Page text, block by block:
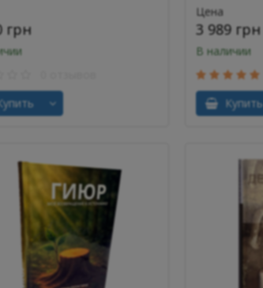
грн
Цена
3 989 грн
В наличии
Купить